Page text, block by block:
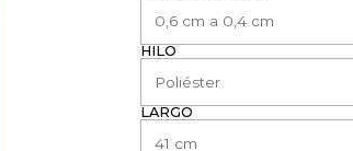
HILO
LARGO